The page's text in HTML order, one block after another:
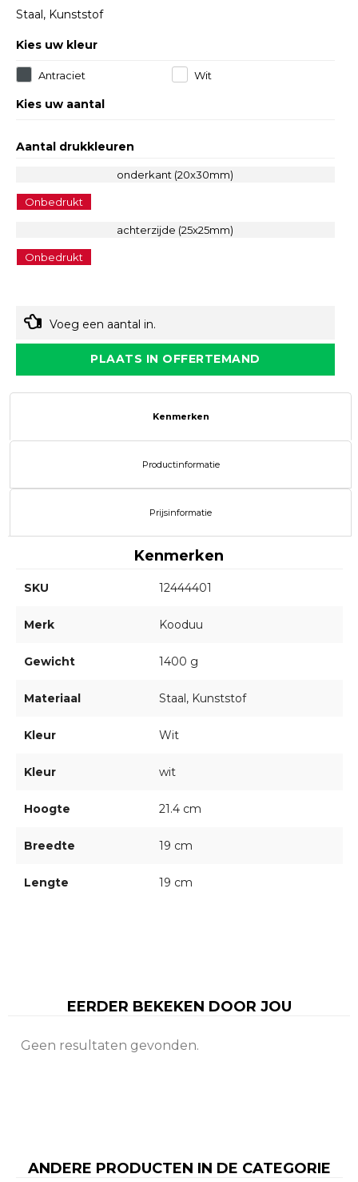
Staal, Kunststof
Kies uw kleur
Antraciet Wit
Kies uw aantal
Aantal drukkleuren
onderkant (20x30mm)
Onbedrukt
achterzijde (25x25mm)
Onbedrukt
Voeg een aantal in.
PLAATS IN OFFERTEMAND
Kenmerken
Productinformatie
Prijsinformatie
Kenmerken
SKU 12444401
Merk Kooduu
Gewicht 1400 g
Materiaal Staal, Kunststof
Kleur Wit
Kleur wit
Hoogte 21.4 cm
Breedte 19 cm
Lengte 19 cm
EERDER BEKEKEN DOOR JOU
Geen resultaten gevonden.
ANDERE PRODUCTEN IN DE CATEGORIE